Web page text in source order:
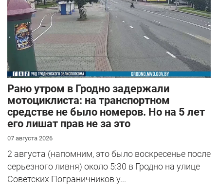
Рано утром в Гродно задержали
мотоциклиста: на транспортном
средстве не было номеров. Но на 5 лет
его лишат прав не за это
07 августа 2026
2 августа (напомним, это было воскресенье после
серьезного ливня) около 5:30 в Гродно на улице
Советских Пограничников у...